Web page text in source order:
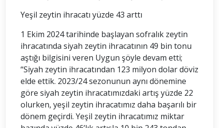
Yeşil zeytin ihracatı yüzde 43 arttı
1 Ekim 2024 tarihinde başlayan sofralık zeytin
ihracatında siyah zeytin ihracatının 49 bin tonu
aştığı bilgisini veren Uygun şöyle devam etti;
“Siyah zeytin ihracatından 123 milyon dolar döviz
elde ettik. 2023/24 sezonunun aynı dönemine
göre siyah zeytin ihracatımızdaki artış yüzde 22
olurken, yeşil zeytin ihracatımız daha başarılı bir
dönem geçirdi. Yeşil zeytin ihracatımız miktar